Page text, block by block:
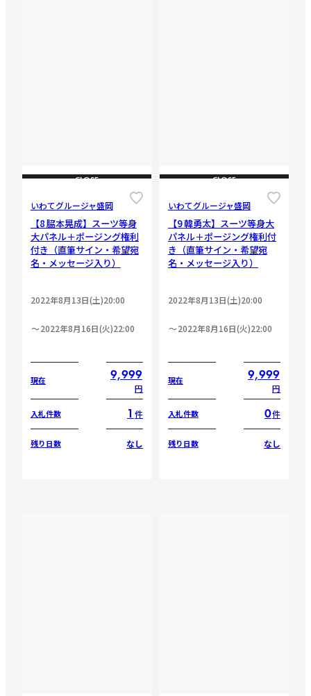
CLOSE
いわてグルージャ盛岡
【8 脇本晃成】スーツ等身
大パネル＋ポージング権利
付き（直筆サイン・希望宛
名・メッセージ入り）
2022年8月13日(土)20:00
2022年8月16日(火)22:00
現在 9,999
円
入札件数 1 件
残り日数 なし
CLOSE
いわてグルージャ盛岡
【9 韓勇太】スーツ等身大
パネル＋ポージング権利付
き（直筆サイン・希望宛
名・メッセージ入り）
2022年8月13日(土)20:00
2022年8月16日(火)22:00
現在 9,999
円
入札件数 0件
残り日数 なし